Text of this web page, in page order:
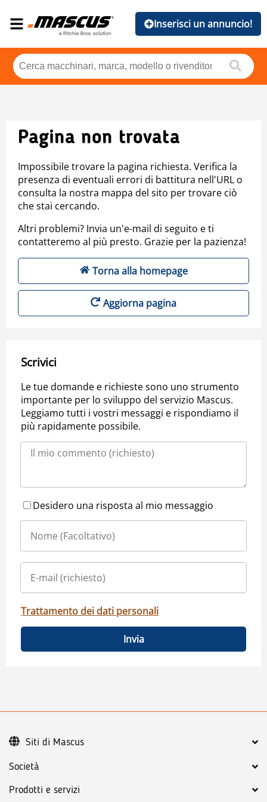
Inserisci un annuncio!
Pagina non trovata
Impossibile trovare la pagina richiesta. Verifica la
presenza di eventuali errori di battitura nell'URL o
consulta la nostra mappa del sito per trovare ciò
che stai cercando.
Altri problemi? Invia un'e-mail di seguito e ti
contatteremo al più presto. Grazie per la pazienza!
Torna alla homepage
Aggiorna pagina
Scrivici
Le tue domande e richieste sono uno strumento
importante per lo sviluppo del servizio Mascus.
Leggiamo tutti i vostri messaggi e rispondiamo il
più rapidamente possibile.
Desidero una risposta al mio messaggio
Trattamento dei dati personali
Invia
Società
Prodotti e servizi
Siti di Mascus